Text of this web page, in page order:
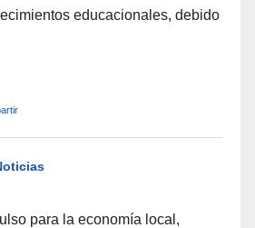
educacionales, debido
para la economía local,